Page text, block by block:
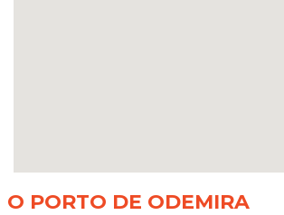
O PORTO DE ODEMIRA